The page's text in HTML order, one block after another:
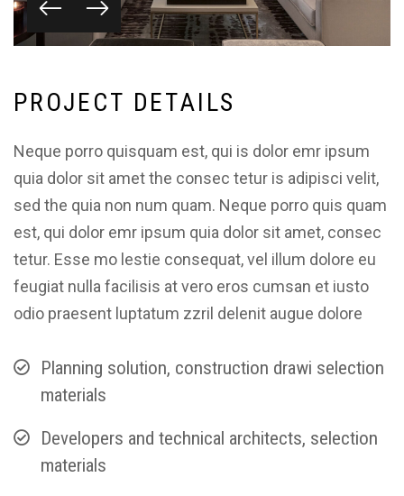
PROJECT DETAI LS
Neque porro quisquam est, qui is dolor emr ipsum
quia dolor sit amet the consec tetur is adipisci velit,
sed the quia non num quam. Neque porro quis quam
est, qui dolor emr ipsum quia dolor sit amet, consec
tetur. Esse mo lestie consequat, vel illum dolore eu
feugiat nulla facilisis at vero eros cumsan et iusto
odio praesent luptatum zzril delenit augue dolore
Planning solution, construction drawi selection
materials
Developers and technical architects, selection
materials